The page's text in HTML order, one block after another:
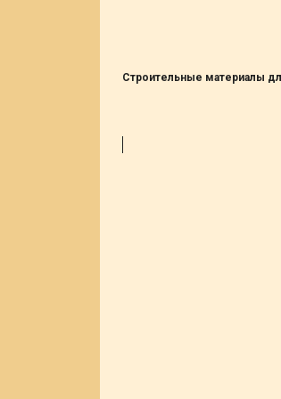
Строительные материалы